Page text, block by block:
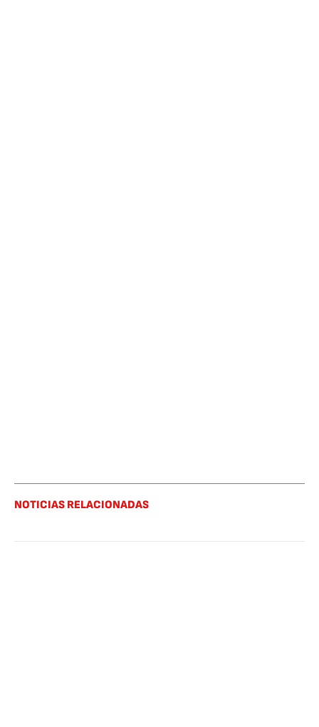
NOTICIAS RELACIONADAS